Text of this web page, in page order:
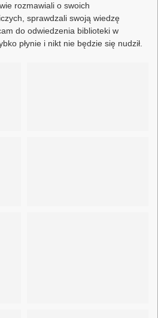
rozmawiali o swoich
sprawdzali swoją wiedzę
do odwiedzenia biblioteki w
płynie i nikt nie będzie się nudził.